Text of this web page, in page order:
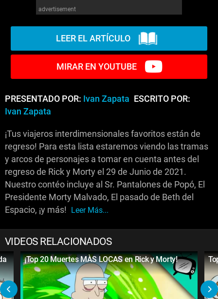
advertisement
LEER EL ARTÍCULO
MIRAR EN YOUTUBE
PRESENTADO POR: Ivan Zapata ESCRITO POR:
Ivan Zapata
¡Tus viajeros interdimensionales favoritos están de
regreso! Para esta lista estaremos viendo las tramas
y arcos de personajes a tomar en cuenta antes del
regreso de Rick y Morty el 29 de Junio de 2021.
Nuestro contéo incluye al Sr. Pantalones de Popó, El
Presidente Morty Malvado, El pasado de Beth del
Espacio, ¡y más! Leer Más...
VIDEOS RELACIONADOS
¡Top 20 Muertes MÀS LOCAS en Rick y Morty!